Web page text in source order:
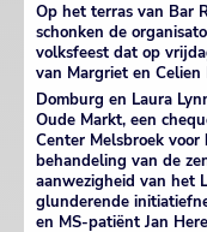
Op het terras van Bar
schonken de
volksfeest dat op
van Margriet en Celien
Domburg en Laura
Oude Markt, een
Center Melsbroek
behandeling van de
aanwezigheid van het
glunderende
en MS-patiënt Jan